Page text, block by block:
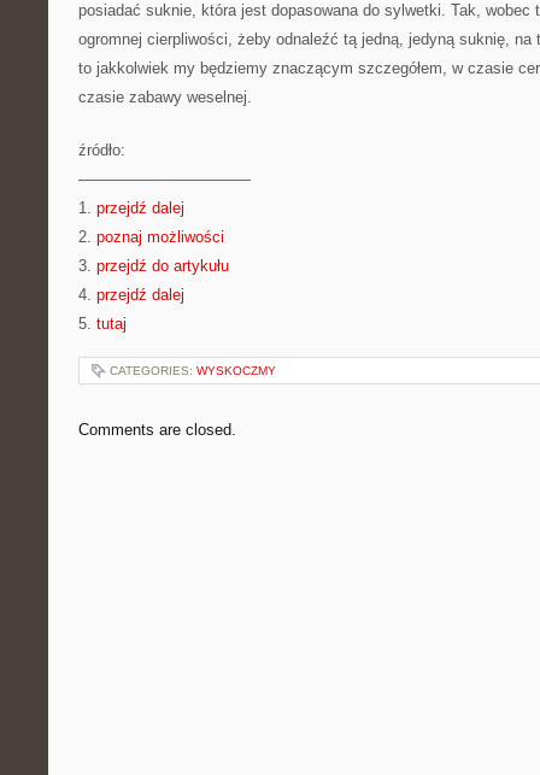
posiadać suknie, która jest dopasowana do sylwetki. Tak, wobec
ogromnej cierpliwości, żeby odnaleźć tą jedną, jedyną suknię,
to jakkolwiek my będziemy znaczącym szczegółem, w czasie
czasie zabawy weselnej.
źródło:
———————————
1. przejdź dalej
2. poznaj możliwości
3. przejdź do artykułu
4. przejdź dalej
5. tutaj
CATEGORIES: WYSKOCZMY
Comments are closed.